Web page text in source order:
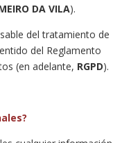
DA VILA).
del tratamiento de
del Reglamento
(en adelante, RGPD).